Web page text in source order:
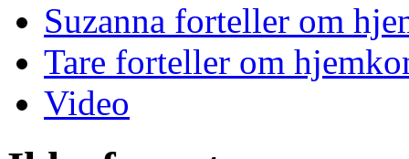
Suzanna forteller om
Tare forteller om
Video